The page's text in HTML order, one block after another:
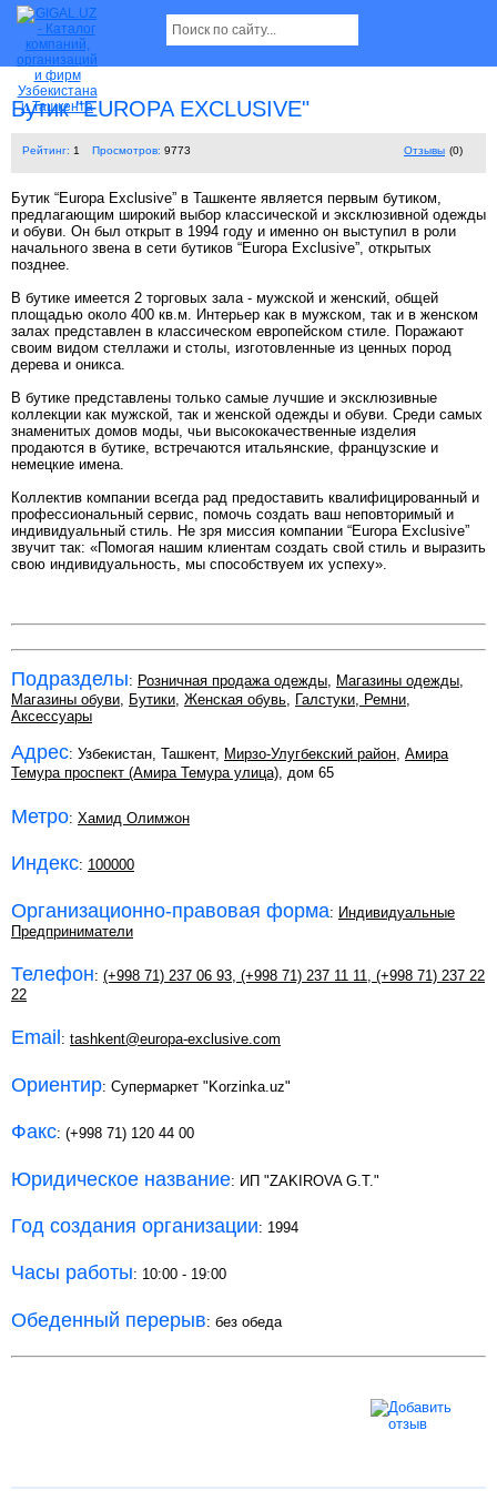
Бутик "EUROPA EXCLUSIVE"
Рейтинг: 1 Просмотров: 9773 Отзывы (0)
Бутик “Europa Exclusive” в Ташкенте является первым бутиком,
предлагающим широкий выбор классической и эксклюзивной одежды
и обуви. Он был открыт в 1994 году и именно он выступил в роли
начального звена в сети бутиков “Europa Exclusive”, открытых
позднее.
В бутике имеется 2 торговых зала - мужской и женский, общей
площадью около 400 кв.м. Интерьер как в мужском, так и в женском
залах представлен в классическом европейском стиле. Поражают
своим видом стеллажи и столы, изготовленные из ценных пород
дерева и оникса.
В бутике представлены только самые лучшие и эксклюзивные
коллекции как мужской, так и женской одежды и обуви. Среди самых
знаменитых домов моды, чьи высококачественные изделия
продаются в бутике, встречаются итальянские, французские и
немецкие имена.
Коллектив компании всегда рад предоставить квалифицированный и
профессиональный сервис, помочь создать ваш неповторимый и
индивидуальный стиль. Не зря миссия компании “Europa Exclusive”
звучит так: «Помогая нашим клиентам создать свой стиль и выразить
свою индивидуальность, мы способствуем их успеху».
Подразделы: Розничная продажа одежды, Магазины одежды,
Магазины обуви, Бутики, Женская обувь, Галстуки, Ремни,
Аксессуары
Адрес: Узбекистан, Ташкент, Мирзо-Улугбекский район, Амира
Темура проспект (Амира Темура улица), дом 65
Метро: Хамид Олимжон
Индекс: 100000
Организационно-правовая форма: Индивидуальные
Предприниматели
Телефон: (+998 71) 237 06 93, (+998 71) 237 11 11, (+998 71) 237 22
22
Email : tashkent@europa-exclusive.com
Ориентир: Супермаркет "Korzinka.uz"
Факс: (+998 71) 120 44 00
Юридическое название: ИП "ZAKIROVA G.T."
Год создания организации: 1994
Часы работы: 10:00 - 19:00
Обеденный перерыв: без обеда